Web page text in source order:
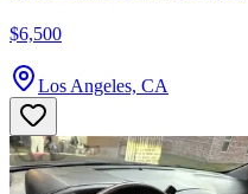
$6,500
Los Angeles, CA